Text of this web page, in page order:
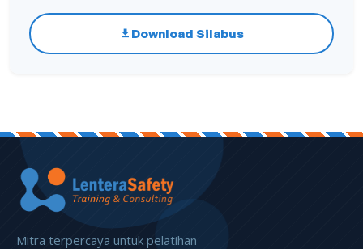
Download Silabus
Mitra terpercaya untuk pelatihan